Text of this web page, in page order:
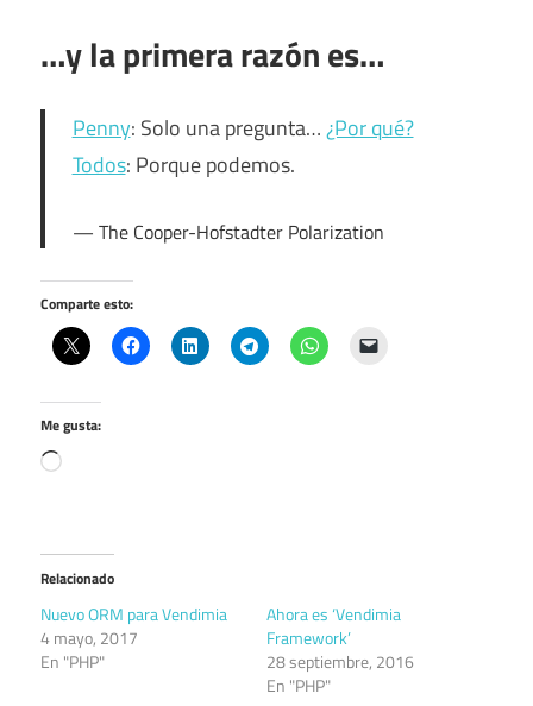
…y la primera razón es…
Penny: Solo una pregunta…¿Por qué?
Todos: Porque podemos.
The Cooper-Hofstadter Polarization
Comparte esto:
Me gusta:
Cargando…
Relacionado
Nuevo ORM para Vendimia
4 mayo, 2017
En "PHP"
Ahora es ‘Vendimia
Framework’
28 septiembre, 2016
En "PHP"